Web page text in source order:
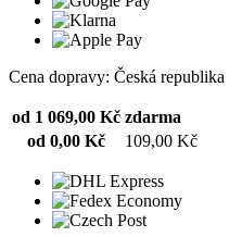
Cena dopravy: Česká republika
od 1 069,00 Kč zdarma
od 0,00 Kč
109,00 Kč